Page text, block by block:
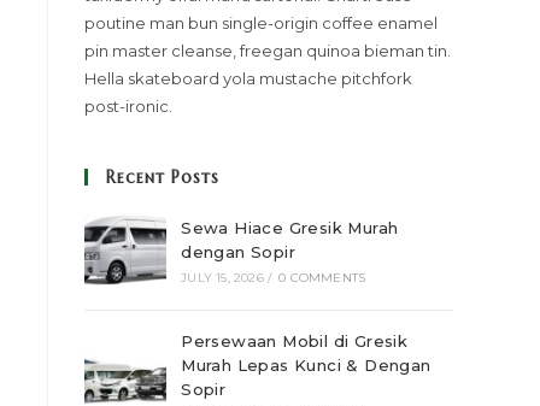
poutine man bun single-origin coffee enamel
pin master cleanse, freegan quinoa bieman tin.
Hella skateboard yola mustache pitchfork
post-ironic.
Recent Posts
Sewa Hiace Gresik Murah
dengan Sopir
JULY 15, 2026 / 0 COMMENTS
Persewaan Mobil di Gresik
Murah Lepas Kunci & Dengan
Sopir